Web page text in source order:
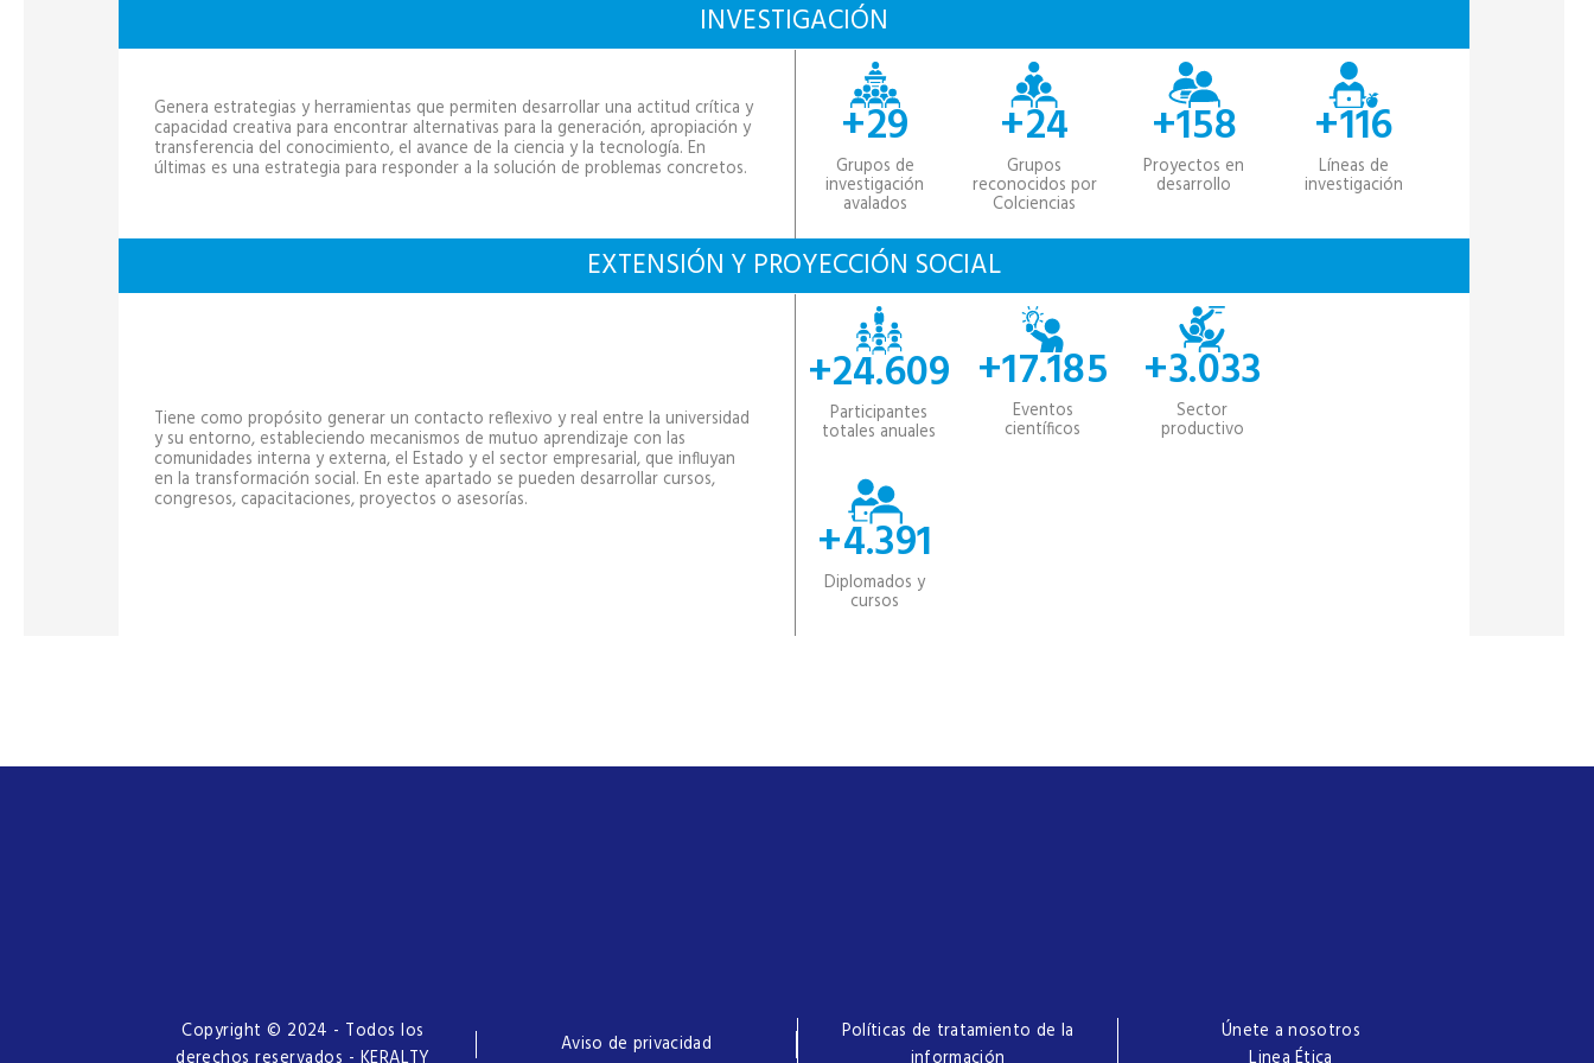
INVESTIGACIÓN
Genera estrategias y herramientas que permiten desarrollar una actitud crítica y
capacidad creativa para encontrar alternativas para la generación, apropiación y
transferencia del conocimiento, el avance de la ciencia y la tecnología. En
últimas es una estrategia para responder a la solución de problemas concretos.
+29
Grupos de
investigación
avalados
+24
Grupos
reconocidos por
Colciencias
+158
Proyectos en
desarrollo
+116
Líneas de
investigación
EXTENSIÓN Y PROYECCIÓN SOCIAL
Tiene como propósito generar un contacto reflexivo y real entre la universidad
y su entorno, estableciendo mecanismos de mutuo aprendizaje con las
comunidades interna y externa, el Estado y el sector empresarial, que influyan
en la transformación social. En este apartado se pueden desarrollar cursos,
congresos, capacitaciones, proyectos o asesorías.
+24.609
Participantes
totales anuales
+17.185
Eventos
científicos
+3.033
Sector
productivo
+4.391
Diplomados y
cursos
Copyright © 2024 - Todos los
Aviso de privacidad
Políticas de tratamiento de la
Únete a nosotros